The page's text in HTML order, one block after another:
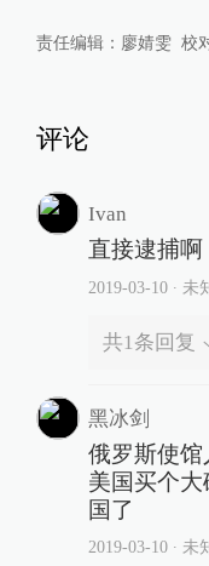
责任编辑： 廖婧雯 校
评论
Ivan
直接逮捕啊
2019-03-10∙ 未
共1 条回复
黑冰剑
俄罗斯使
美国买个
国了
2019-03-10∙ 未